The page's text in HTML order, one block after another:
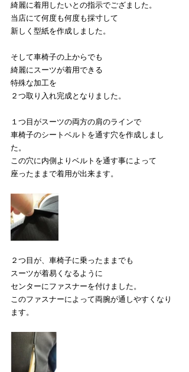
綺麗に着用したいとの指示でござました。
当店にて何度も何度も採寸して
新しく型紙を作成しました。
そして車椅子の上からでも
綺麗にスーツが着用できる
特殊な加工を
２つ取り入れ完成となりました。
１つ目がスーツの両方の肩のラインで
車椅子のシートベルトを通す穴を作成しまし
た。
この穴に内側よりベルトを通す事によって
座ったままで着用が出来ます。
２つ目が、車椅子に乗ったままでも
スーツが着易くなるように
センターにファスナーを付けました。
このファスナーによって両腕が通しやすくなり
ます。